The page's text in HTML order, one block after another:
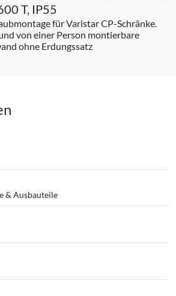
T, IP55
für Varistar CP-Schränke.
von einer Person montierbare
ohne Erdungssatz
& Ausbauteile